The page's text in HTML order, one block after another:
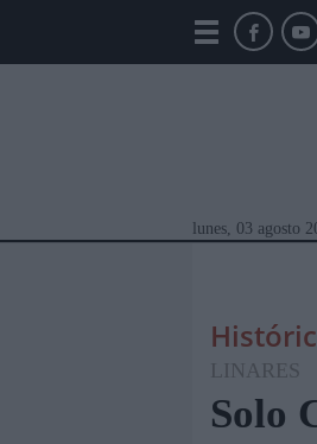
lunes, 03 agosto
LINARES
Solo